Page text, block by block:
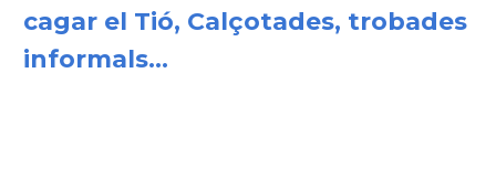
cagar el Tió, Calçotades, trobades
informals...